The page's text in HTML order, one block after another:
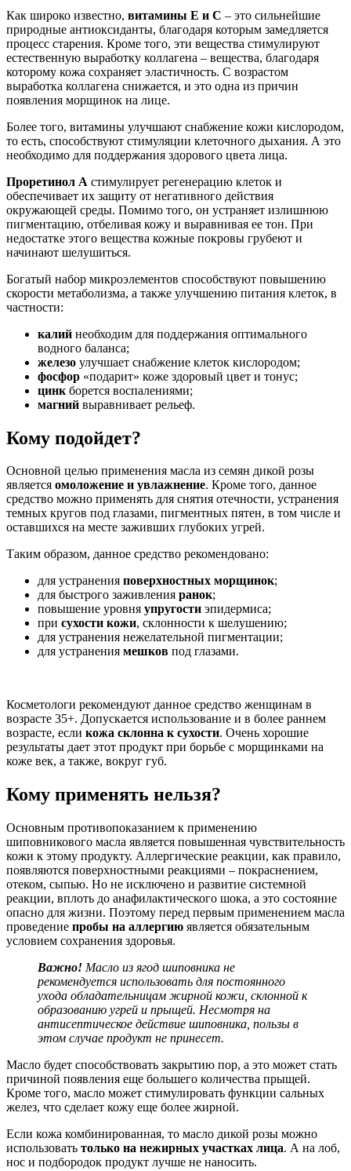
Как широко известно, витамины E и C – это сильнейшие
природные антиоксиданты, благодаря которым замедляется
процесс старения. Кроме того, эти вещества стимулируют
естественную выработку коллагена – вещества, благодаря
которому кожа сохраняет эластичность. С возрастом
выработка коллагена снижается, и это одна из причин
появления морщинок на лице.
Более того, витамины улучшают снабжение кожи кислородом,
то есть, способствуют стимуляции клеточного дыхания. А это
необходимо для поддержания здорового цвета лица.
Проретинол A стимулирует регенерацию клеток и
обеспечивает их защиту от негативного действия
окружающей среды. Помимо того, он устраняет излишнюю
пигментацию, отбеливая кожу и выравнивая ее тон. При
недостатке этого вещества кожные покровы грубеют и
начинают шелушиться.
Богатый набор микроэлементов способствуют повышению
скорости метаболизма, а также улучшению питания клеток, в
частности:
калий необходим для поддержания оптимального
водного баланса;
железо улучшает снабжение клеток кислородом;
фосфор «подарит» коже здоровый цвет и тонус;
цинк борется воспалениями;
магний выравнивает рельеф.
Кому подойдет?
Основной целью применения масла из семян дикой розы
является омоложение и увлажнение. Кроме того, данное
средство можно применять для снятия отечности, устранения
темных кругов под глазами, пигментных пятен, в том числе и
оставшихся на месте заживших глубоких угрей.
Таким образом, данное средство рекомендовано:
для устранения поверхностных морщинок;
для быстрого заживления ранок;
повышение уровня упругости эпидермиса;
при сухости кожи, склонности к шелушению;
для устранения нежелательной пигментации;
для устранения мешков под глазами.
Косметологи рекомендуют данное средство женщинам в
возрасте 35+. Допускается использование и в более раннем
возрасте, если кожа склонна к сухости. Очень хорошие
результаты дает этот продукт при борьбе с морщинками на
коже век, а также, вокруг губ.
Кому применять нельзя?
Основным противопоказанием к применению
шиповникового масла является повышенная чувствительность
кожи к этому продукту. Аллергические реакции, как правило,
появляются поверхностными реакциями – покраснением,
отеком, сыпью. Но не исключено и развитие системной
реакции, вплоть до анафилактического шока, а это состояние
опасно для жизни. Поэтому перед первым применением масла
проведение пробы на аллергию является обязательным
условием сохранения здоровья.
Важно! Масло из ягод шиповника не
рекомендуется использовать для постоянного
ухода обладательницам жирной кожи, склонной к
образованию угрей и прыщей. Несмотря на
антисептическое действие шиповника, пользы в
этом случае продукт не принесет.
Масло будет способствовать закрытию пор, а это может стать
причиной появления еще большего количества прыщей.
Кроме того, масло может стимулировать функции сальных
желез, что сделает кожу еще более жирной.
Если кожа комбинированная, то масло дикой розы можно
использовать только на нежирных участках лица. А на лоб,
нос и подбородок продукт лучше не наносить.